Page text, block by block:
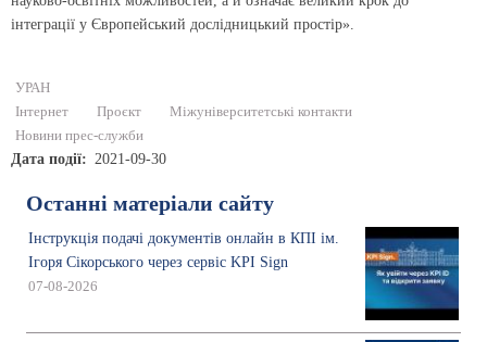
інтеграції у Європейський дослідницький простір».
УРАН
Інтернет
Проєкт
Міжуніверситетські контакти
Новини прес-служби
Дата події 2021-09-30
Останні матеріали сайту
Інструкція подачі документів онлайн в КПІ ім.
Ігоря Сікорського через сервіс KPI Sign
07-08-2026